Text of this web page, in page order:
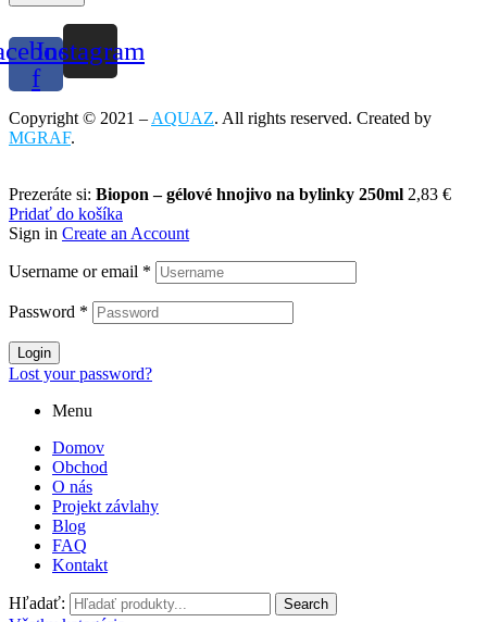
f
Instagram
Copyright © 2021 – AQUAZ. All rights reserved. Created by
MGRAF.
Prezeráte si: Biopon – gélové hnojivo na bylinky 250ml 2,83 €
Pridať do košíka
Sign in Create an Account
Username or email *
Password *
Login
Lost your password?
Menu
Domov
Obchod
O nás
Projekt závlahy
Blog
FAQ
Kontakt
Hľadať: Search